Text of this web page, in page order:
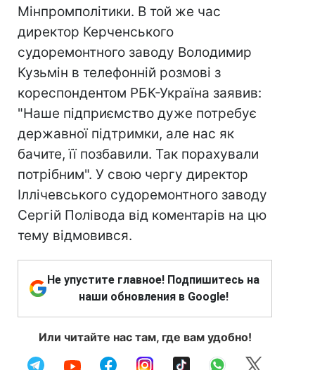
Мінпромполітики. В той же час
директор Керченського
судоремонтного заводу Володимир
Кузьмін в телефонній розмові з
кореспондентом РБК-Україна заявив:
"Наше підприємство дуже потребує
державної підтримки, але нас як
бачите, її позбавили. Так порахували
потрібним". У свою чергу директор
Іллічевського судоремонтного заводу
Сергій Полівода від коментарів на цю
тему відмовився.
Не упустите главное! Подпишитесь на
наши обновления в Google!
Или читайте нас там, где вам удобно!